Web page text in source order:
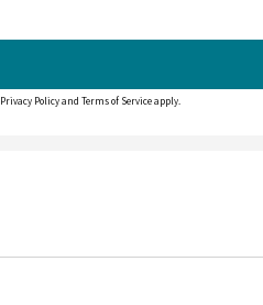
Privacy Policyand Terms of Serviceapply.